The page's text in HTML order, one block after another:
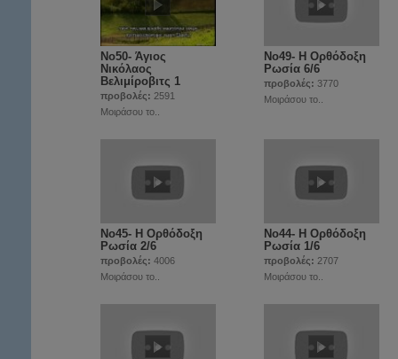
Νο50- Άγιος
Νικόλαος
Βελιμίροβιτς 1
προβολές: 2591
Μοιράσου το..
Νο49- Η Ορθόδοξη
Ρωσία 6/6
προβολές: 3770
Μοιράσου το..
Νο45- Η Ορθόδοξη
Ρωσία 2/6
προβολές: 4006
Μοιράσου το..
Νο44- Η Ορθόδοξη
Ρωσία 1/6
προβολές: 2707
Μοιράσου το..